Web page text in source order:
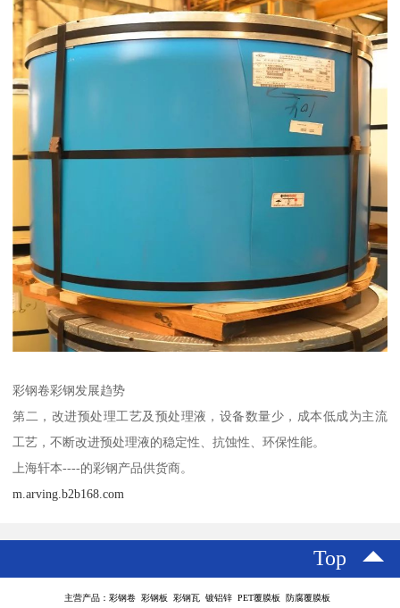
彩钢卷彩钢发展趋势
第二，改进预处理工艺及预处理液，设备数量少，成本低成为主流
工艺，不断改进预处理液的稳定性、抗蚀性、环保性能。
上海轩本----的彩钢产品供货商。
m.arving.b2b168.com
Top
主营产品：彩钢卷 彩钢板 彩钢瓦 镀铝锌 PET覆膜板 防腐覆膜板